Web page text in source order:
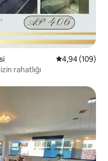
Ortalama
4,94 (109)
rahatlığı